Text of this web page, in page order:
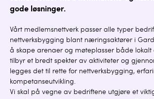
gode løsninger.
Vårt medlemsnettverk passer alle typer
nettverksbygging blant næringsaktører i
å skape arenaer og møteplasser både lokalt
tilbyr et bredt spekter av aktiviteter og
legges det til rette for nettverksbygging,
kompetanseutvikling.
Vi skal på vegne av bedriftene utgjøre et